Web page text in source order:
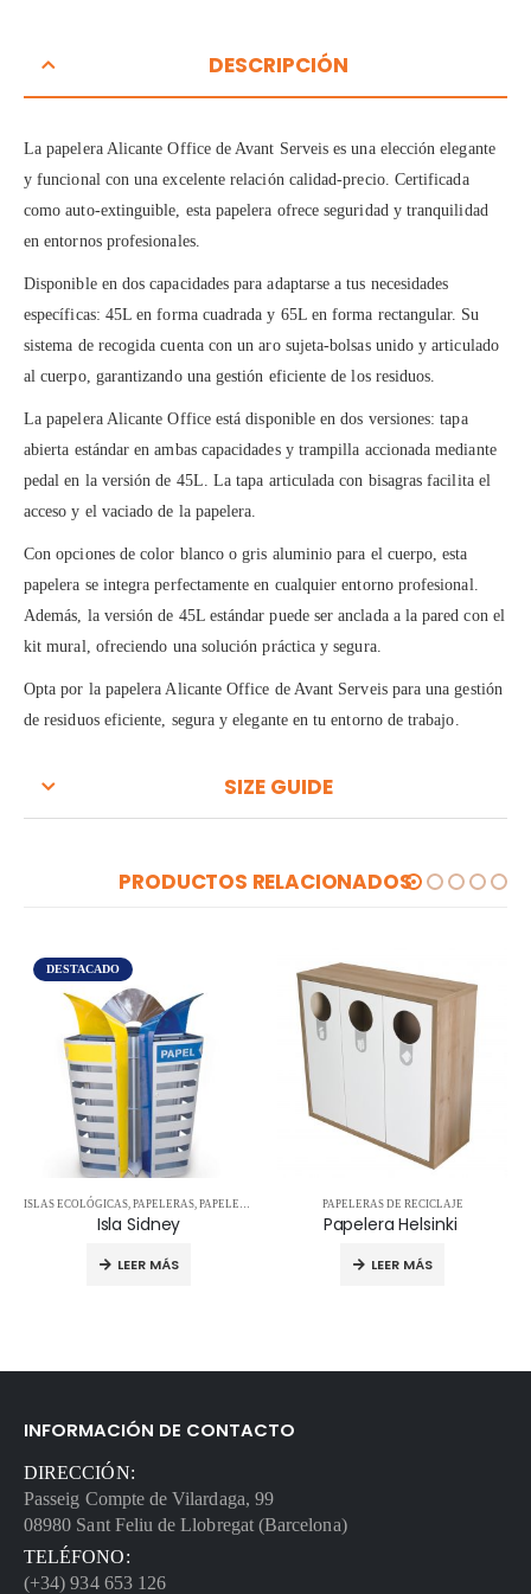
DESCRIPCIÓN
La papelera Alicante Office de Avant Serveis es una elección elegante
y funcional con una excelente relación calidad-precio. Certificada
como auto-extinguible, esta papelera ofrece seguridad y tranquilidad
en entornos profesionales.
Disponible en dos capacidades para adaptarse a tus necesidades
específicas: 45L en forma cuadrada y 65L en forma rectangular. Su
sistema de recogida cuenta con un aro sujeta-bolsas unido y articulado
al cuerpo, garantizando una gestión eficiente de los residuos.
La papelera Alicante Office está disponible en dos versiones: tapa
abierta estándar en ambas capacidades y trampilla accionada mediante
pedal en la versión de 45L. La tapa articulada con bisagras facilita el
acceso y el vaciado de la papelera.
Con opciones de color blanco o gris aluminio para el cuerpo, esta
papelera se integra perfectamente en cualquier entorno profesional.
Además, la versión de 45L estándar puede ser anclada a la pared con el
kit mural, ofreciendo una solución práctica y segura.
Opta por la papelera Alicante Office de Avant Serveis para una gestión
de residuos eficiente, segura y elegante en tu entorno de trabajo.
SIZE GUIDE
PRODUCTOS RELACIONADOS
DESTACADO
ISLAS ECOLÓGICAS, PAPELERAS, PAPELERAS DE RECICLAJE
Isla Sidney
LEER MÁS
PAPELERAS DE RECICLAJE
Papelera Helsinki
LEER MÁS
INFORMACIÓN DE CONTACTO
DIRECCIÓN:
Passeig Compte de Vilardaga, 99
08980 Sant Feliu de Llobregat (Barcelona)
TELÉFONO:
(+34) 934 653 126